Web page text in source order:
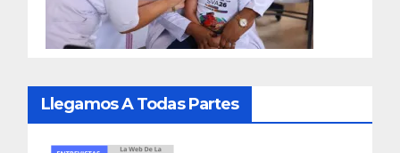
Llegamos A Todas Partes